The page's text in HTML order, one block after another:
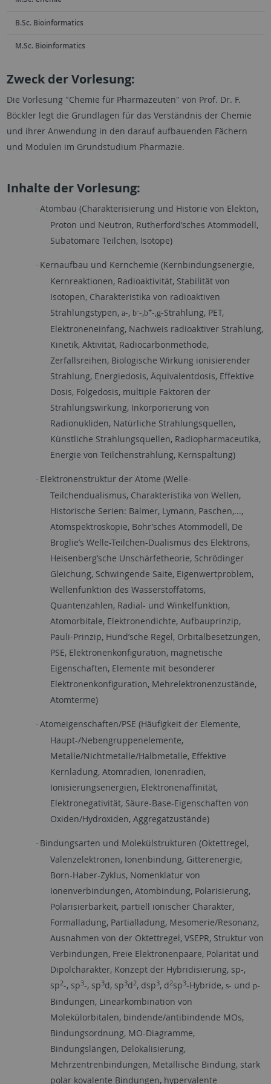
B.Sc. Bioinformatics
M.Sc. Bioinformatics
Zweck der Vorlesung:
Die Vorlesung "Chemie für Pharmazeuten" von Prof. Dr. F.
Böckler legt die Grundlagen für das Verständnis der Chemie
und ihrer Anwendung in den darauf aufbauenden Fächern
und Modulen im Grundstudium Pharmazie.
Inhalte der Vorlesung:
· Atombau (Charakterisierung und Historie von Elekton,
Proton und Neutron, Rutherford’sches Atommodell,
Subatomare Teilchen, Isotope)
· Kernaufbau und Kernchemie (Kernbindungsenergie,
Kernreaktionen, Radioaktivität, Stabilität von
Isotopen, Charakteristika von radioaktiven
Strahlungstypen, a-, b--,b+-,g-Strahlung, PET,
Elektroneneinfang, Nachweis radioaktiver Strahlung,
Kinetik, Aktivität, Radiocarbonmethode,
Zerfallsreihen, Biologische Wirkung ionisierender
Strahlung, Energiedosis, Äquivalentdosis, Effektive
Dosis, Folgedosis, multiple Faktoren der
Strahlungswirkung, Inkorporierung von
Radionukliden, Natürliche Strahlungsquellen,
Künstliche Strahlungsquellen, Radiopharmaceutika,
Energie von Teilchenstrahlung, Kernspaltung)
· Elektronenstruktur der Atome (Welle-
Teilchendualismus, Charakteristika von Wellen,
Historische Serien: Balmer, Lymann, Paschen,...,
Atomspektroskopie, Bohr’sches Atommodell, De
Broglie’s Welle-Teilchen-Dualismus des Elektrons,
Heisenberg’sche Unschärfetheorie, Schrödinger
Gleichung, Schwingende Saite, Eigenwertproblem,
Wellenfunktion des Wasserstoffatoms,
Quantenzahlen, Radial- und Winkelfunktion,
Atomorbitale, Elektronendichte, Aufbauprinzip,
Pauli-Prinzip, Hund’sche Regel, Orbitalbesetzungen,
PSE, Elektronenkonfiguration, magnetische
Eigenschaften, Elemente mit besonderer
Elektronenkonfiguration, Mehrelektronenzustände,
Atomterme)
· Atomeigenschaften/PSE (Häufigkeit der Elemente,
Haupt-/Nebengruppenelemente,
Metalle/Nichtmetalle/Halbmetalle, Effektive
Kernladung, Atomradien, Ionenradien,
Ionisierungsenergien, Elektronenaffinität,
Elektronegativität, Säure-Base-Eigenschaften von
Oxiden/Hydroxiden, Aggregatzustände)
· Bindungsarten und Molekülstrukturen (Oktettregel,
Valenzelektronen, Ionenbindung, Gitterenergie,
Born-Haber-Zyklus, Nomenklatur von
Ionenverbindungen, Atombindung, Polarisierung,
Polarisierbarkeit, partiell ionischer Charakter,
Formalladung, Partialladung, Mesomerie/Resonanz,
Ausnahmen von der Oktettregel, VSEPR, Struktur von
Verbindungen, Freie Elektronenpaare, Polarität und
Dipolcharakter, Konzept der Hybridisierung, sp-,
sp2-, sp3-, sp3d, sp3d2, dsp3, d2sp3-Hybride, s- und p-
Bindungen, Linearkombination von
Molekülorbitalen, bindende/antibindende MOs,
Bindungsordnung, MO-Diagramme,
Bindungslängen, Delokalisierung,
Mehrzentrenbindungen, Metallische Bindung, stark
polar kovalente Bindungen, hypervalente